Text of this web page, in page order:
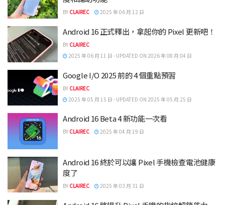
BY CLAIREC 2025 年 06 月 12 日
Android 16 正式釋出，拿起你的 Pixel 更新吧！
BY CLAIREC
2025 年 06 月 11 日 - UPDATED ON 2026 年 08 月 04 日
Google I/O 2025 前的 4 個重點預習
BY CLAIREC
2025 年 05 月 15 日 - UPDATED ON 2025 年 05 月 25 日
Android 16 Beta 4 新功能一次看
BY CLAIREC 2025 年 04 月 19 日
Android 16 終於可以讓 Pixel 手機檢查電池健康
度了
BY CLAIREC 2025 年 03 月 31 日